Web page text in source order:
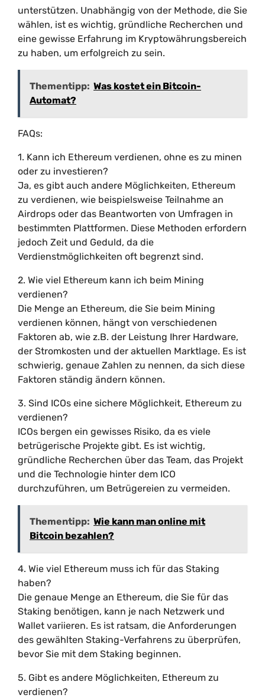
unterstützen. Unabhängig von der Methode, die Sie
wählen, ist es wichtig, gründliche Recherchen und
eine gewisse Erfahrung im Kryptowährungsbereich
zu haben, um erfolgreich zu sein.
Thementipp: Was kostet ein Bitcoin-
Automat?
FAQs:
1. Kann ich Ethereum verdienen, ohne es zu minen
oder zu investieren?
Ja, es gibt auch andere Möglichkeiten, Ethereum
zu verdienen, wie beispielsweise Teilnahme an
Airdrops oder das Beantworten von Umfragen in
bestimmten Plattformen. Diese Methoden erfordern
jedoch Zeit und Geduld, da die
Verdienstmöglichkeiten oft begrenzt sind.
2. Wie viel Ethereum kann ich beim Mining
verdienen?
Die Menge an Ethereum, die Sie beim Mining
verdienen können, hängt von verschiedenen
Faktoren ab, wie z.B. der Leistung Ihrer Hardware,
der Stromkosten und der aktuellen Marktlage. Es ist
schwierig, genaue Zahlen zu nennen, da sich diese
Faktoren ständig ändern können.
3. Sind ICOs eine sichere Möglichkeit, Ethereum zu
verdienen?
ICOs bergen ein gewisses Risiko, da es viele
betrügerische Projekte gibt. Es ist wichtig,
gründliche Recherchen über das Team, das Projekt
und die Technologie hinter dem ICO
durchzuführen, um Betrügereien zu vermeiden.
Thementipp: Wie kann man online mit
Bitcoin bezahlen?
4. Wie viel Ethereum muss ich für das Staking
haben?
Die genaue Menge an Ethereum, die Sie für das
Staking benötigen, kann je nach Netzwerk und
Wallet variieren. Es ist ratsam, die Anforderungen
des gewählten Staking-Verfahrens zu überprüfen,
bevor Sie mit dem Staking beginnen.
5. Gibt es andere Möglichkeiten, Ethereum zu
verdienen?